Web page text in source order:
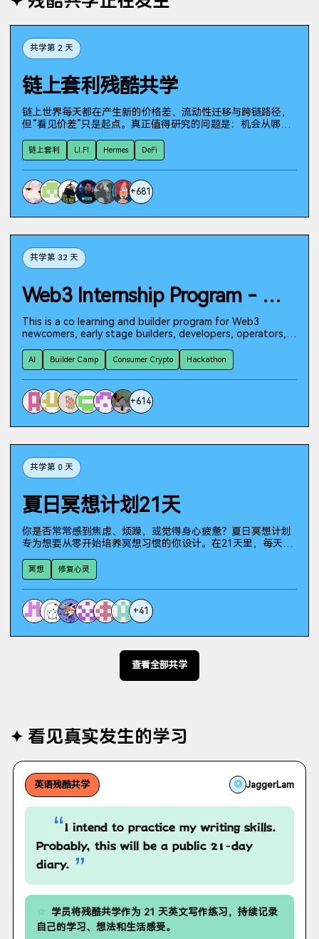
共学第 2 天
链上套利残酷共学
链上世界每天都在产生新的价格差、流动性迁移与跨链路径，
但“看见价差”只是起点。真正值得研究的问题是：机会从哪里
又如何让 AI Agent 持续发现、验证并捕获信号？ 「链上套利
残酷共学」将以 LI.FI 为重要入口，结合 Hermes Agent 与各类
链上工具，围绕机会发现、路径分析、成本验证、策略构建、
信号监控和执行复盘，展开 21 天的集中学习与实践。 这不是
一门只听概念的课，也不是一个领取现成答案的群。我们希望
链与 DEX 流动性中的机会，把模糊想法逐步变成可观察的信
号、可检验的策略与能够快速迭代的实践系统。你可能从一个
失败的价差开始，也可能在第一天就发现值得追踪的策略；重
要的是持续行动，并用真实证据逼近答案。
链上套利 LI.FI Hermes DeFi
+681
共学第 32 天
Web3 Internship Program - Monad Builder Camp
This is a co learning and builder program for Web3
newcomers, early stage builders, developers, operators,
contributors. The program is designed as a practical path
from learning to building: 3 weeks of intensive co learning
+ 1 week hackathon + 1 week opportunity matching and
portfolio building. Participants will start from Web3
fundamentals, move into on chain interaction, smart
testnet exploration, then turn what they learn into
demos, Build Logs, and verifiable Proof of Work. This is
not a passive lecture series. The goal is to help
participants understand how Web3 works, complete real
tasks on chain, build something small but concrete, and
internship, ecosystem, or project opportunities.
AI Builder Camp Consumer Crypto Hackathon
+614
共学第 0 天
夏日冥想计划21天
你是否常常感到焦虑、烦躁，或觉得身心疲惫？夏日冥想计划
专为想要从零开始培养冥想习惯的你设计。在21天里，每天只
将学会如何觉察情绪、放松身体、平静内心。无论你是否有冥
想经验，都能在这里找到适合自己的节奏。坚持21天，你不仅
会收获更稳定的情绪、更清晰的自我觉察，还会获得一份属于
自己的冥想日记，记录每天的点滴变化。和我们一起，用这个
夏天开启一场与内心的对话吧！
冥想 修复心灵
+41
查看全部共学
看见真实发生的学习
英语残酷共学 ◎ JaggerLam
I intend to practice my writing skills.
Probably, this will be a public 21-day
diary. ”
学员将残酷共学作为 21 天英文写作练习，持续记录
自己的学习、想法和生活感受。